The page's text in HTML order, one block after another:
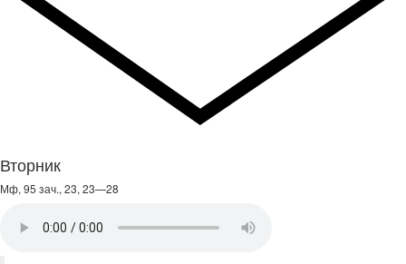
Вторник
Мф, 95 зач., 23, 23—28